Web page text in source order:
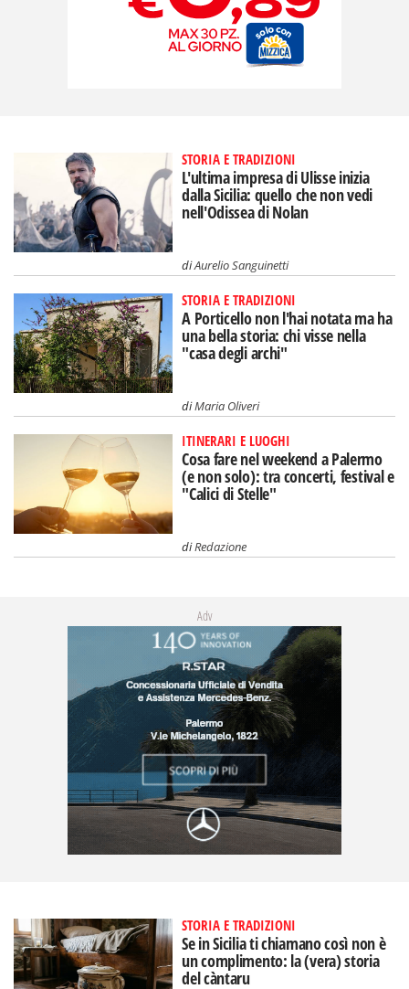
STORIA E TRADIZIONI
L'ultima impresa di Ulisse inizia
dalla Sicilia: quello che non vedi
nell'Odissea di Nolan
diAurelio Sanguinetti
STORIA E TRADIZIONI
A Porticello non l'hai notata ma ha
una bella storia: chi visse nella
"casa degli archi"
diMaria Oliveri
ITINERARI E LUOGHI
Cosa fare nel weekend a Palermo
(e non solo): tra concerti, festival e
"Calici di Stelle"
diRedazione
Adv
STORIA E TRADIZIONI
Se in Sicilia ti chiamano così non è
un complimento: la (vera) storia
del càntaru